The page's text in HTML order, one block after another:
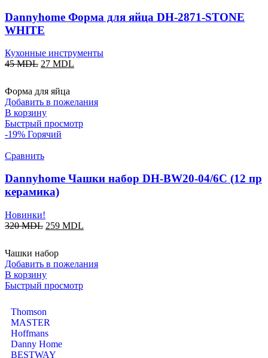
Dannyhome Форма для яйца DH-2871-STONE
WHITE
Кухонные инструменты
45MDL 27 MDL
Форма для яйца
Добавить в пожелания
В корзину
Быстрый просмотр
-19% Горячий
Сравнить
Dannyhome Чашки набор DH-BW20-04/6C (12 пр
керамика)
Новинки!
320MDL 259 MDL
Чашки набор
Добавить в пожелания
В корзину
Быстрый просмотр
Thomson
MASTER
Hoffmans
Danny Home
BESTWAY